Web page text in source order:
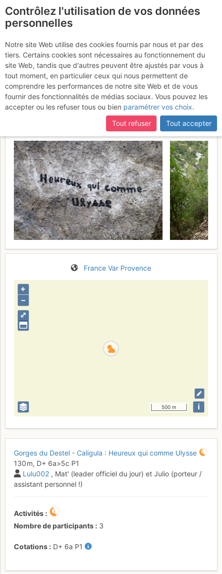
Évenos (Gorges du
Destel) - Château du
diable : Heureux qui
comme Ulysse
Dimanche 9 juillet
2017
France Var Provence
⤢
+
–
500 m i
Gorges du Destel - Caligula : Heureux qui comme Ulysse
130 m, D+ 6a>5c P1
Lulu002 , Mat' (leader officiel du jour) et Julio (porteur /
assistant personnel !)
Activités
Nombre de participants
3
Cotations D+ 6a P1
Contrôlez l'utilisation de vos données
personnelles
Notre site Web utilise des cookies fournis par nous et par des
tiers. Certains cookies sont nécessaires au fonctionnement du
site Web, tandis que d'autres peuvent être ajustés par vous à
tout moment, en particulier ceux qui nous permettent de
comprendre les performances de notre site Web et de vous
fournir des fonctionnalités de médias sociaux. Vous pouvez les
accepter ou les refuser tous ou bien paramétrer vos choix.
Tout refuser
Tout accepter